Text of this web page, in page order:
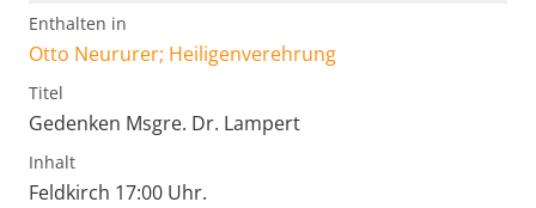
Enthalten in
Otto Neururer; Heiligenverehrung
Titel
Gedenken Msgre. Dr. Lampert
Inhalt
Feldkirch 17:00 Uhr.